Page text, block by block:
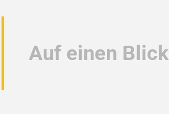
Auf einen Blick